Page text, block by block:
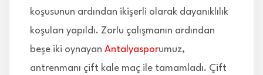
koşusunun ardından ikişerli olarak dayanıklılık
koşuları yapıldı. Zorlu çalışmanın ardından
beşe iki oynayan Antalyasporumuz,
antrenmanı çift kale maç ile tamamladı. Çift